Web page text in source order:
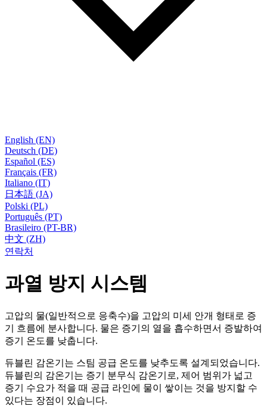
English (EN)
Deutsch (DE)
Español (ES)
Français (FR)
Italiano (IT)
日本語 (JA)
Polski (PL)
Português (PT)
Brasileiro (PT-BR)
中文 (ZH)
연락처
과열 방지 시스템
고압의 물(일반적으로 응축수)을 고압의 미세 안개 형태로 증
기 흐름에 분사합니다. 물은 증기의 열을 흡수하면서 증발하여
증기 온도를 낮춥니다.
듀블린 감온기는 스팀 공급 온도를 낮추도록 설계되었습니다.
듀블린의 감온기는 증기 분무식 감온기로, 제어 범위가 넓고
증기 수요가 적을 때 공급 라인에 물이 쌓이는 것을 방지할 수
있다는 장점이 있습니다.